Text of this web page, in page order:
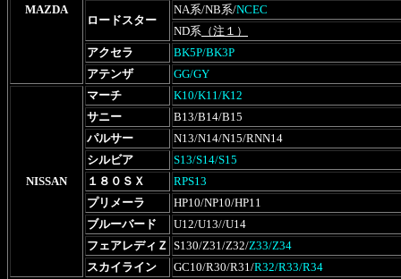
MAZDA
ロードスター
NA系/NB系/NCEC
ND系 （注１）
アクセラ
BK5P/BK3P
アテンザ
GG/GY
NISSAN
マーチ
K10/K11/K12
サニー
B13/B14/B15
パルサー
N13/N14/N15/RNN14
シルビア
S13/S14/S15
１８０ＳＸ
RPS13
プリメーラ
HP10/NP10/HP11
ブルーバード
U12/U13//U14
フェアレディＺ S130/Z31/Z32/Z33/Z34
スカイライン
GC10/R30/R31/R32/R33/R34